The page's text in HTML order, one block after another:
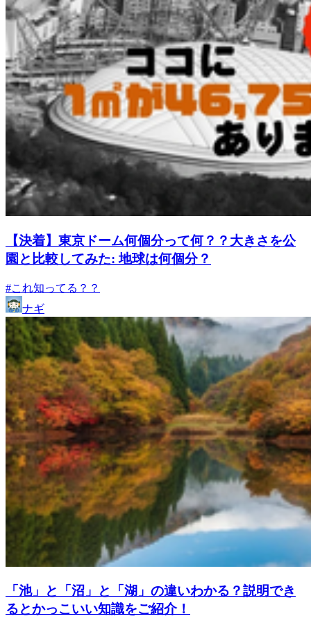
【決着】東京ドーム何個分って何？？大きさを公
園と比較してみた: 地球は何個分？
#これ知ってる？？
ナギ
「池」と「沼」と「湖」の違いわかる？説明でき
るとかっこいい知識をご紹介！